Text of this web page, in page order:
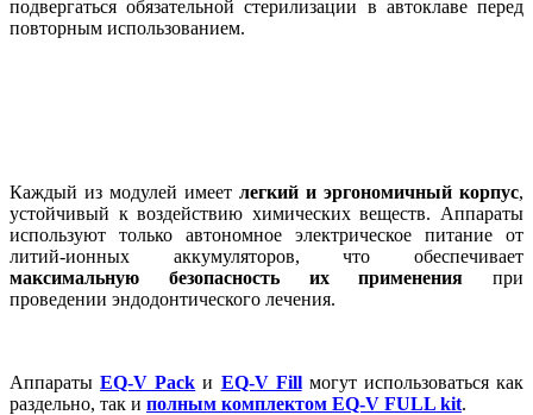
подвергаться обязательной стерилизации в автоклаве перед
повторным использованием.
Каждый из модулей имеет легкий и эргономичный корпус,
устойчивый к воздействию химических веществ. Аппараты
используют только автономное электрическое питание от
литий-ионных аккумуляторов, что обеспечивает
максимальную безопасность их применения при
проведении эндодонтического лечения.
АппаратыEQ-V Pack и EQ-V Fill могут использоваться как
раздельно, так и полным комплектом EQ-V FULL kit.